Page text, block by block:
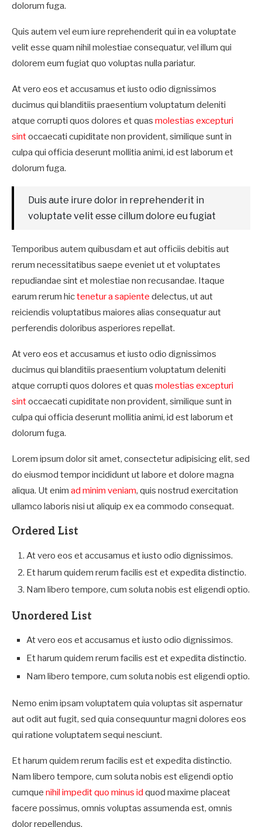
dolorum fuga.
Quis autem vel eum iure reprehenderit qui in ea voluptate
velit esse quam nihil molestiae consequatur, vel illum qui
dolorem eum fugiat quo voluptas nulla pariatur.
At vero eos et accusamus et iusto odio dignissimos
ducimus qui blanditiis praesentium voluptatum deleniti
atque corrupti quos dolores et quas molestias excepturi
sintoccaecati cupiditate non provident, similique sunt in
culpa qui officia deserunt mollitia animi, id est laborum et
dolorum fuga.
Duis aute irure dolor in reprehenderit in
voluptate velit esse cillum dolore eu fugiat
Temporibus autem quibusdam et aut officiis debitis aut
rerum necessitatibus saepe eveniet ut et voluptates
repudiandae sint et molestiae non recusandae. Itaque
earum rerum hictenetur a sapiente delectus, ut aut
reiciendis voluptatibus maiores alias consequatur aut
perferendis doloribus asperiores repellat.
At vero eos et accusamus et iusto odio dignissimos
ducimus qui blanditiis praesentium voluptatum deleniti
atque corrupti quos dolores et quas molestias excepturi
sintoccaecati cupiditate non provident, similique sunt in
culpa qui officia deserunt mollitia animi, id est laborum et
dolorum fuga.
Lorem ipsum dolor sit amet, consectetur adipisicing elit, sed
do eiusmod tempor incididunt ut labore et dolore magna
aliqua. Ut enim ad minim veniam, quis nostrud exercitation
ullamco laboris nisi ut aliquip ex ea commodo consequat.
Ordered List
At vero eos et accusamus et iusto odio dignissimos.
Et harum quidem rerum facilis est et expedita distinctio.
Nam libero tempore, cum soluta nobis est eligendi optio.
Unordered List
At vero eos et accusamus et iusto odio dignissimos.
Et harum quidem rerum facilis est et expedita distinctio.
Nam libero tempore, cum soluta nobis est eligendi optio.
Nemo enim ipsam voluptatem quia voluptas sit aspernatur
aut odit aut fugit, sed quia consequuntur magni dolores eos
qui ratione voluptatem sequi nesciunt.
Et harum quidem rerum facilis est et expedita distinctio.
Nam libero tempore, cum soluta nobis est eligendi optio
cumque nihil impedit quo minus id quod maxime placeat
facere possimus, omnis voluptas assumenda est, omnis
dolor repellendus.